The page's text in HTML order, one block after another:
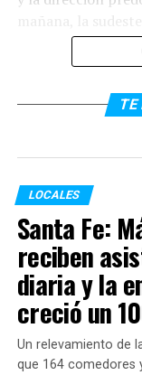
recibir turistas
ANTERIOR
Vuelven las
artesanos
TE
LOCALES
Santa Fe:
reciben
diaria y la
creció un
Un relevamiento de
que 164 comedores